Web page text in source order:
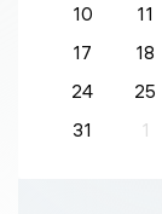
10
11
17
18
24
25
31
1